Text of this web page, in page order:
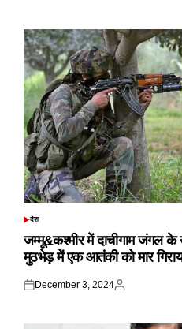
POSTED
देश
जम्मू&कश्मीर में दाचीगाम जंगल के
मुठभेड़ में एक आतंकी को मार
Posted
December 3, 2024
Posted